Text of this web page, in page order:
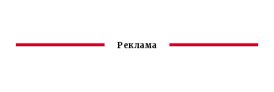
Реклама